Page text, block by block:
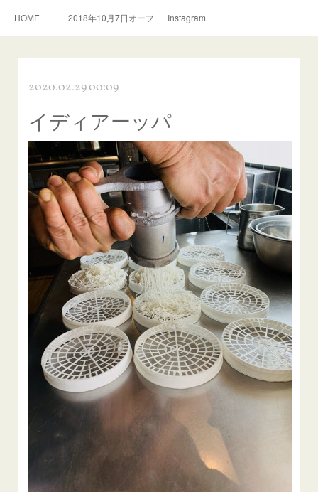
HOME 2018年10月7日オープン。スリランカ料理とおいしい紅茶のお
Instagram
2020.02.29 00:09
イディアーッパ